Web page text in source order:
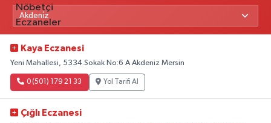
Kaya Eczanesi
Yeni Mahallesi, 5334.Sokak No:6 A Akdeniz Mersin
0 (501) 179 21 33 Yol Tarifi Al
Çığlı Eczanesi